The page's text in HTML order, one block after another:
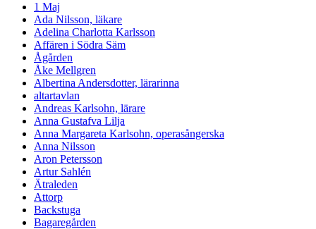
1 Maj
Ada Nilsson, läkare
Adelina Charlotta Karlsson
Affären i Södra Säm
Ågården
Åke Mellgren
Albertina Andersdotter, lärarinna
altartavlan
Andreas Karlsohn, lärare
Anna Gustafva Lilja
Anna Margareta Karlsohn, operasångerska
Anna Nilsson
Aron Petersson
Artur Sahlén
Ätraleden
Attorp
Backstuga
Bagaregården